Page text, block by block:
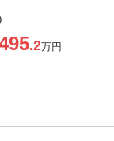
.2万円